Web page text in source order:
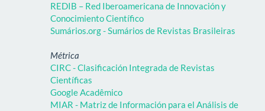
REDIB – Red Iberoamericana de Innovación y
Conocimiento Científico
Sumários.org - Sumários de Revistas Brasileiras
Métrica
CIRC - Clasificación Integrada de Revistas
Científicas
Google Acadêmico
MIAR - Matriz de Información para el Análisis de